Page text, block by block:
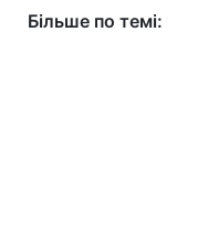
Більше по темі: